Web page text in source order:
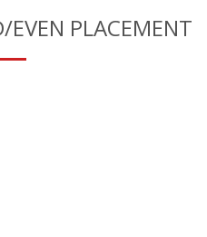
PLACEMENT